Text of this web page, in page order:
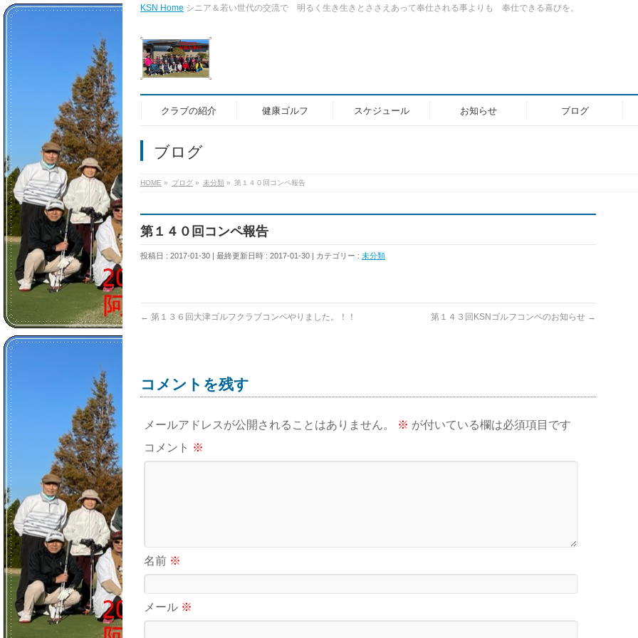
KSN Home シニア＆若い世代の交流で 明るく生き生きとささえあって奉仕される事よりも 奉仕できる喜びを。
クラブの紹介 健康ゴルフ スケジュール お知らせ ブログ
ブログ
HOME » ブログ » 未分類 » 第１４０回コンペ報告
第１４０回コンペ報告
投稿日 : 2017-01-30 最終更新日時 : 2017-01-30 カテゴリー : 未分類
← 第１３６回大津ゴルフクラブコンペやりました。！！ 第１４３回KSNゴルフコンペのお知らせ →
コメントを残す
メールアドレスが公開されることはありません。 ※ が付いている欄は必須項目です
コメント ※
名前 ※
メール ※